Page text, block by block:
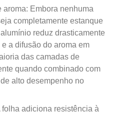
aroma: Embora nenhuma
completamente estanque
reduz drasticamente
a difusão do aroma em
das camadas de
quando combinado com
alto desempenho no
folha adiciona resistência à